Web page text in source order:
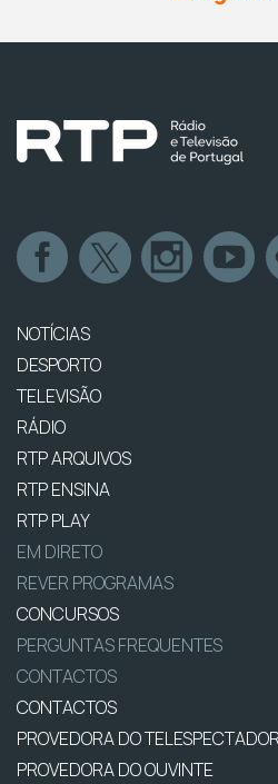
NOTÍCIAS
DESPORTO
TELEVISÃO
RÁDIO
RTP ARQUIVOS
RTP ENSINA
RTP PLAY
EM DIRETO
REVER PROGRAMAS
CONCURSOS
PERGUNTAS FREQUENTES
CONTACTOS
CONTACTOS
PROVEDORA DO TELESPECTADOR
PROVEDORA DO OUVINTE